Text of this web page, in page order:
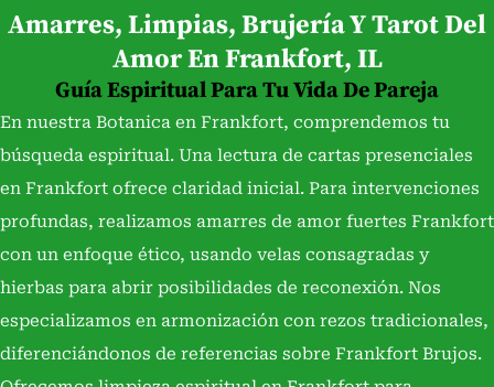
Amarres, Limpias, Brujería Y Tarot Del
Amor En Frankfort, IL
Guía Espiritual Para Tu Vida De Pareja
En nuestra Botanica en Frankfort, comprendemos tu
búsqueda espiritual. Una lectura de cartas presenciales
en Frankfort ofrece claridad inicial. Para intervenciones
profundas, realizamos amarres de amor fuertes Frankfort
con un enfoque ético, usando velas consagradas y
hierbas para abrir posibilidades de reconexión. Nos
especializamos en armonización con rezos tradicionales,
diferenciándonos de referencias sobre Frankfort Brujos.